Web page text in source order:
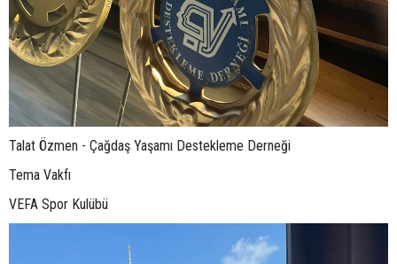
Talat Özmen - Çağdaş Yaşamı Destekleme Derneği
Tema Vakfı
VEFA Spor Kulübü